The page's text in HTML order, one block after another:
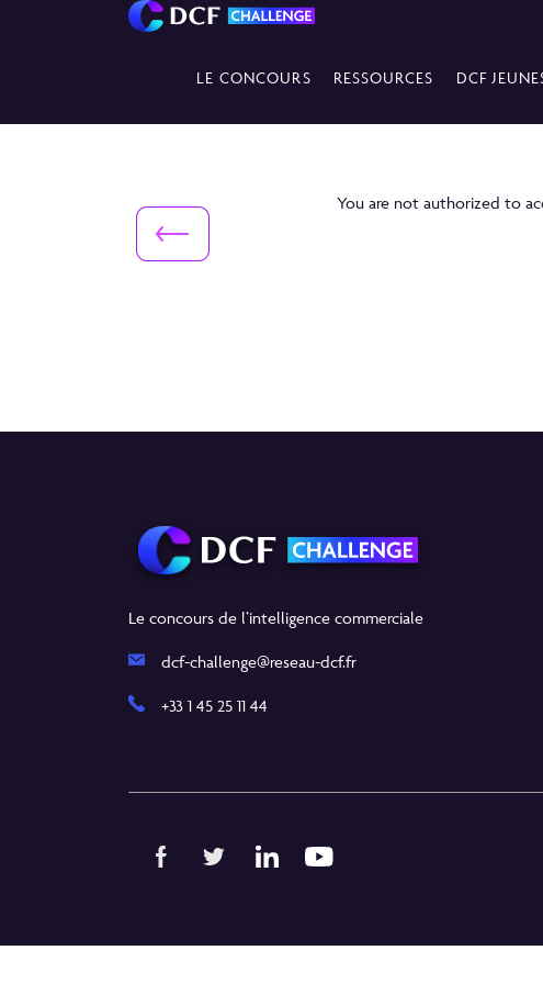
LE CONCOURS RESSOURCES DCF
You are not authorized to
Le concours de l’intelligence commerciale
dcf-challenge@reseau-dcf.fr
+33 1 45 25 11 44